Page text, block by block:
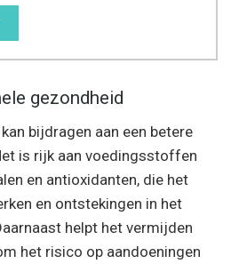
gezondheid
bijdragen aan een betere
is rijk aan voedingsstoffen
en antioxidanten, die het
en ontstekingen in het
helpt het vermijden
het risico op aandoeningen